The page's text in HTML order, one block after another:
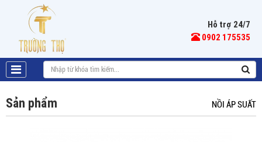
Hỗ trợ 24/7
0902 175535
Sản phẩm NỒI ÁP SUẤT